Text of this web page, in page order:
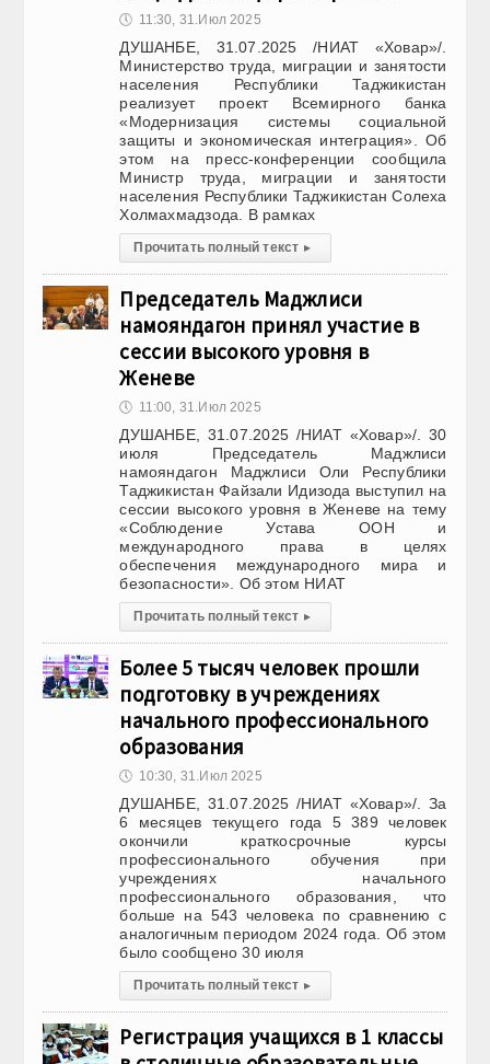
🕔 11:30, 31.Июл 2025
ДУШАНБЕ, 31.07.2025 /НИАТ «Ховар»/.
Министерство труда, миграции и занятости
населения Республики Таджикистан
реализует проект Всемирного банка
«Модернизация системы социальной
защиты и экономическая интеграция». Об
этом на пресс-конференции сообщила
Министр труда, миграции и занятости
населения Республики Таджикистан Солеха
Холмахмадзода. В рамках
Прочитать полный текст ▸
Председатель Маджлиси
намояндагон принял участие в
сессии высокого уровня в
Женеве
🕔 11:00, 31.Июл 2025
ДУШАНБЕ, 31.07.2025 /НИАТ «Ховар»/. 30
июля Председатель Маджлиси
намояндагон Маджлиси Оли Республики
Таджикистан Файзали Идизода выступил на
сессии высокого уровня в Женеве на тему
«Соблюдение Устава ООН и
международного права в целях
обеспечения международного мира и
безопасности». Об этом НИАТ
Прочитать полный текст ▸
Более 5 тысяч человек прошли
подготовку в учреждениях
начального профессионального
образования
🕔 10:30, 31.Июл 2025
ДУШАНБЕ, 31.07.2025 /НИАТ «Ховар»/. За
6 месяцев текущего года 5 389 человек
окончили краткосрочные курсы
профессионального обучения при
учреждениях начального
профессионального образования, что
больше на 543 человека по сравнению с
аналогичным периодом 2024 года. Об этом
было сообщено 30 июля
Прочитать полный текст ▸
Регистрация учащихся в 1 классы